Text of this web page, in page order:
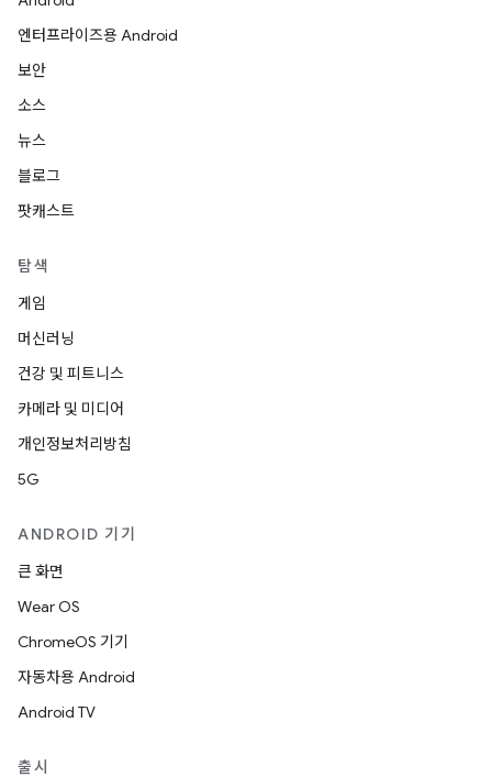
엔터프라이즈용 Android
보안
소스
뉴스
블로그
팟캐스트
탐색
게임
머신러닝
건강 및 피트니스
카메라 및 미디어
개인정보처리방침
5G
ANDROID 기기
큰 화면
Wear OS
ChromeOS 기기
자동차용 Android
Android TV
출시